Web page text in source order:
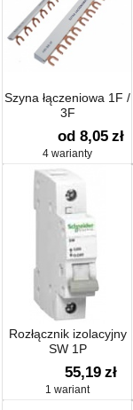
Szyna łączeniowa 1F /
3F
od 8,05 zł
4 warianty
Rozłącznik izolacyjny
SW 1P
55,19 zł
1 wariant